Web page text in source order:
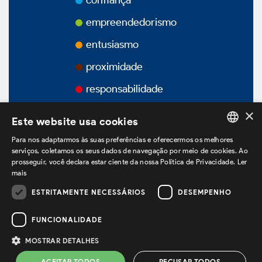
Prêmios
Vídeos
Podcasts
Governança Corporativa
Visão Geral
empreendedorismo
entusiasmo
proximidade
responsabilidade
estamos no LinkedIn
Política de Privacidade Termos de Uso
PORTUGUESE
×
Este website usa cookies
Para nos adaptarmos às suas preferências e oferecermos os melhores
serviços, coletamos os seus dados de navegação por meio de cookies. Ao
prosseguir, você declara estar ciente da nossa Política de Privacidade. Ler
mais
ESTRITAMENTE NECESSÁRIOS DESEMPENHO
FUNCIONALIDADE
MOSTRAR DETALHES